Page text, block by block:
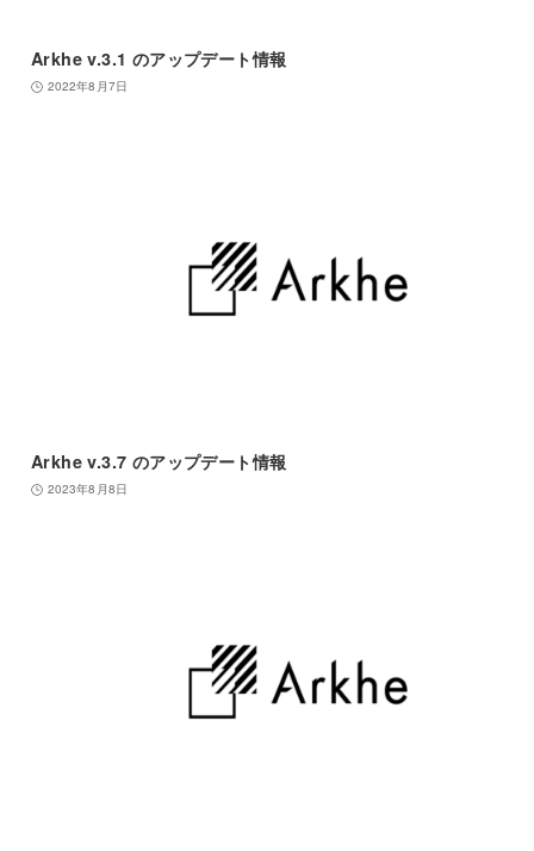
Arkhe v.3.1 のアップデート情報
2022年8月7日
Arkhe v.3.7 のアップデート情報
2023年8月8日